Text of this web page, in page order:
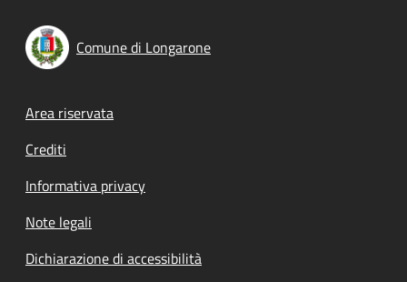
Comune di Longarone
Footer menu
Area riservata
Crediti
Informativa privacy
Note legali
Dichiarazione di accessibilità